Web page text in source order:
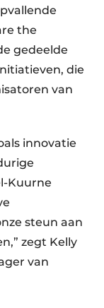
the
gedeelde
die
van
innovatie
Kuurne
steun aan
zegt Kelly
van